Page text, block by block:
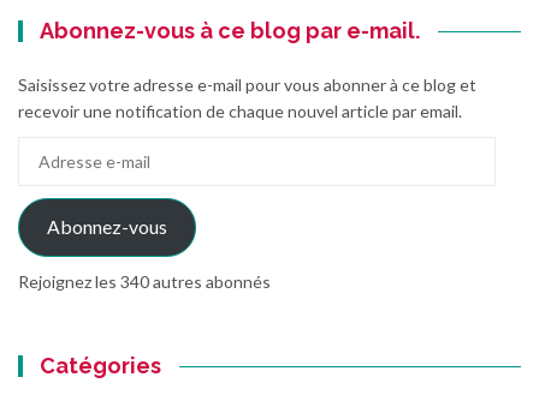
Abonnez-vous à ce blog par e-mail.
Saisissez votre adresse e-mail pour vous abonner à ce blog et
recevoir une notification de chaque nouvel article par email.
mail
Abonnez-vous
Rejoignez les 340 autres abonnés
Catégories